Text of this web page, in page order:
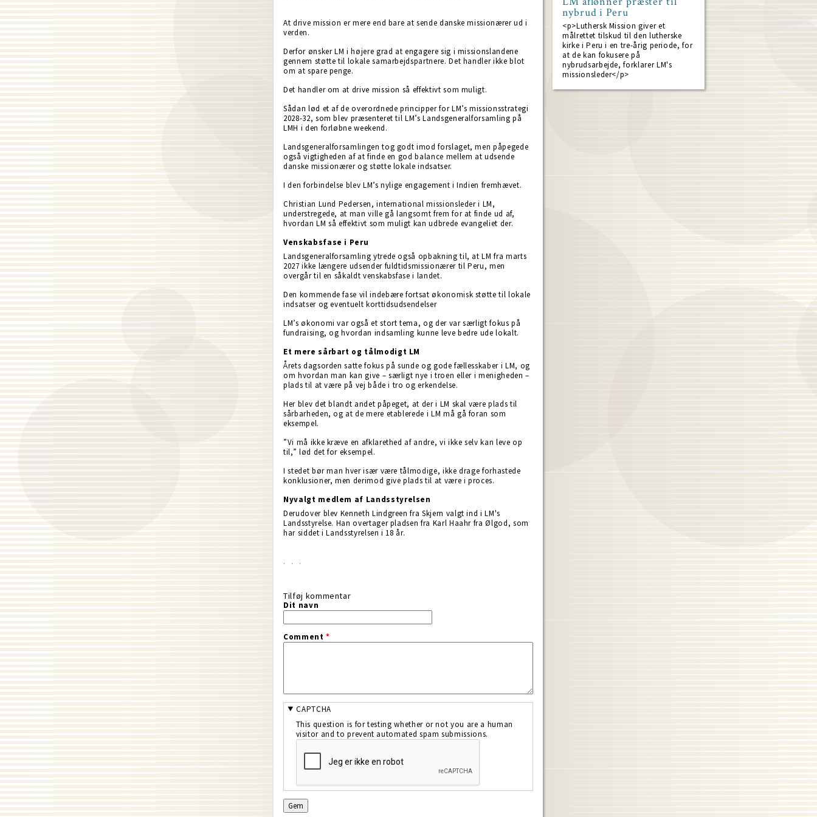
At drive mission er mere end bare at sende danske missionærer ud i
verden.
Derfor ønsker LM i højere grad at engagere sig i missionslandene
gennem støtte til lokale samarbejdspartnere. Det handler ikke blot
om at spare penge.
Det handler om at drive mission så effektivt som muligt.
Sådan lød et af de overordnede principper for LM’s missionsstrategi
2028-32, som blev præsenteret til LM’s Landsgeneralforsamling på
LMH i den forløbne weekend.
Landsgeneralforsamlingen tog godt imod forslaget, men påpegede
også vigtigheden af at finde en god balance mellem at udsende
danske missionærer og støtte lokale indsatser.
I den forbindelse blev LM’s nylige engagement i Indien fremhævet.
Christian Lund Pedersen, international missionsleder i LM,
understregede, at man ville gå langsomt frem for at finde ud af,
hvordan LM så effektivt som muligt kan udbrede evangeliet der.
Venskabsfase i Peru
Landsgeneralforsamling ytrede også opbakning til, at LM fra marts
2027 ikke længere udsender fuldtidsmissionærer til Peru, men
overgår til en såkaldt venskabsfase i landet.
Den kommende fase vil indebære fortsat økonomisk støtte til lokale
indsatser og eventuelt korttidsudsendelser
LM’s økonomi var også et stort tema, og der var særligt fokus på
fundraising, og hvordan indsamling kunne leve bedre ude lokalt.
Et mere sårbart og tålmodigt LM
Årets dagsorden satte fokus på sunde og gode fællesskaber i LM, og
om hvordan man kan give – særligt nye i troen eller i menigheden –
plads til at være på vej både i tro og erkendelse.
Her blev det blandt andet påpeget, at der i LM skal være plads til
sårbarheden, og at de mere etablerede i LM må gå foran som
eksempel.
”Vi må ikke kræve en afklarethed af andre, vi ikke selv kan leve op
til,” lød det for eksempel.
I stedet bør man hver især være tålmodige, ikke drage forhastede
konklusioner, men derimod give plads til at være i proces.
Nyvalgt medlem af Landsstyrelsen
Derudover blev Kenneth Lindgreen fra Skjern valgt ind i LM's
Landsstyrelse. Han overtager pladsen fra Karl Haahr fra Ølgod, som
har siddet i Landsstyrelsen i 18 år.
Tilføj kommentar
Dit navn
Comment*
CAPTCHA
This question is for testing whether or not you are a human
visitor and to prevent automated spam submissions.
nybrud i Peru
<p>Luthersk Mission giver et
målrettet tilskud til den lutherske
kirke i Peru i en tre-årig periode, for
at de kan fokusere på
nybrudsarbejde, forklarer LM's
missionsleder</p>